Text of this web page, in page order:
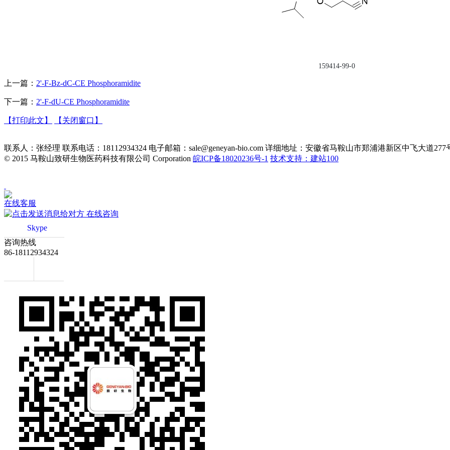
159414-99-0
上一篇： 2'-F-Bz-dC-CE Phosphoramidite
下一篇： 2'-F-dU-CE Phosphoramidite
【打印此文】 【关闭窗口】
联系人：张经理 联系电话：18112934324 电子邮箱：sale@geneyan-bio.com 详细地址：安徽省马鞍山市郑浦港新区中飞大道
© 2015 马鞍山致研生物医药科技有限公司 Corporation 皖ICP备18020236号-1 技术支持：建站100
在线客服
在线咨询
Skype
咨询热线
86-18112934324